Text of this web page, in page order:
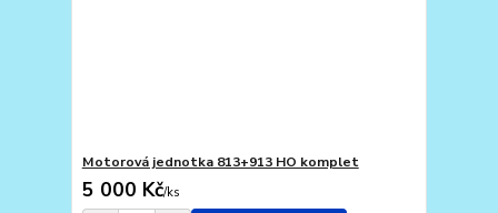
Motorová jednotka 813+913 HO komplet
5 000 Kč/ks